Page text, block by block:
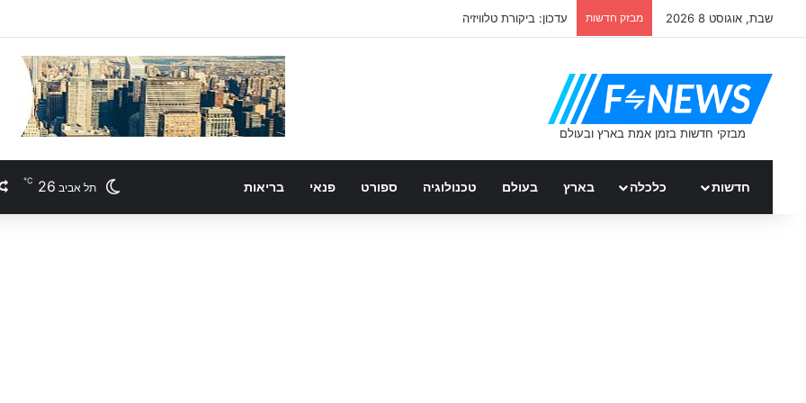
שבת, אוגוסט 8 2026 מבזק חדשות עדכון: ביקורת טלוויזיה
חדשות כלכלה בארץ בעולם טכנולוגיה ספורט פנאי בריאות תל אביב 26
℃